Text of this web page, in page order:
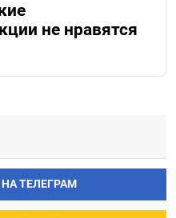
не нравятся
ТЕЛЕГРАМ